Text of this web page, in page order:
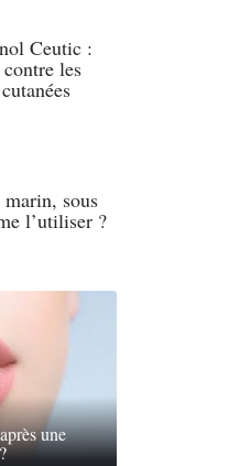
Ceutic :
les
sous
l’utiliser ?
une